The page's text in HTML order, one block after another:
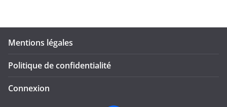
Mentions légales
Politique de confidentialité
Connexion